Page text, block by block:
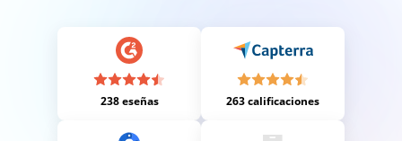
238 eseñas 263 calificaciones